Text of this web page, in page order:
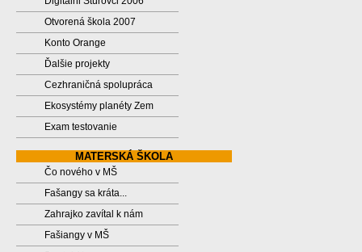
Otvorená škola 2007
Konto Orange
Ďalšie projekty
Cezhraničná spolupráca
Ekosystémy planéty Zem
Exam testovanie
MATERSKÁ ŠKOLA
Čo nového v MŠ
Fašangy sa kráta...
Zahrajko zavítal k nám
Fašiangy v MŠ